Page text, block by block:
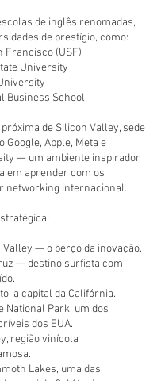
de inglês renomadas,
de prestígio, como:
Francisco (USF)
University
Business School
de Silicon Valley, sede
Google, Apple, Meta e
— um ambiente inspirador
em aprender com os
networking internacional.
Valley — o berço da inovação.
— destino surfista com
a capital da Califórnia.
National Park, um dos
dos EUA.
região vinícola
Lakes, uma das